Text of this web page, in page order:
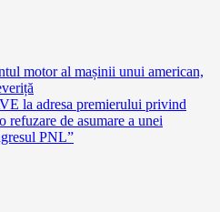
motor al mașinii unui american,
la adresa premierului privind
refuzare de asumare a unei
PNL”